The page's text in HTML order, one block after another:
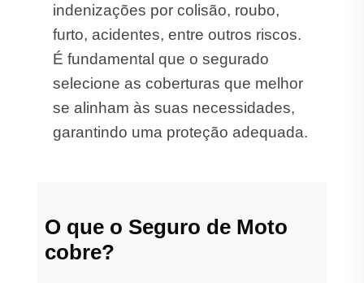
indenizações por colisão, roubo,
furto, acidentes, entre outros riscos.
É fundamental que o segurado
selecione as coberturas que melhor
se alinham às suas necessidades,
garantindo uma proteção adequada.
O que o Seguro de Moto
cobre?